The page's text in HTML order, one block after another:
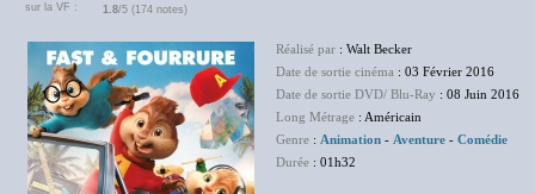
sur la VF :
1.8/5 (174 notes)
Réalisé par : Walt Becker
Date de sortie cinéma : 03 Février 2016
Date de sortie DVD/ Blu-Ray : 08 Juin 2016
Long Métrage : Américain
Genre : Animation - Aventure - Comédie
Durée : 01h32